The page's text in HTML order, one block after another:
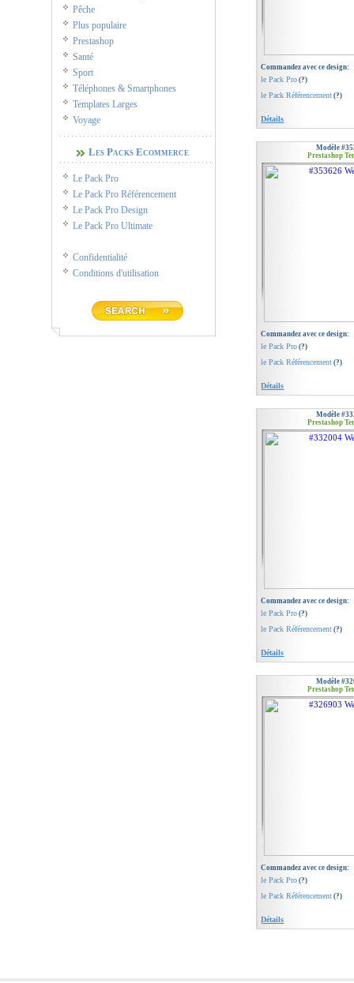
Pêche
Plus populaire
Prestashop
Santé
Sport
Téléphones & Smartphones
Templates Larges
Voyage
Les Packs Ecommerce
Le Pack Pro
Le Pack Pro Référencement
Le Pack Pro Design
Le Pack Pro Ultimate
Confidentialité
Conditions d'utilisation
Commandez avec ce design:
le Pack Pro (?)
le Pack Référencement (?)
Détails
Modèle
Prestashop
Commandez avec ce design:
le Pack Pro (?)
le Pack Référencement (?)
Détails
Modèle
Prestashop
Commandez avec ce design:
le Pack Pro (?)
le Pack Référencement (?)
Détails
Modèle
Prestashop
Commandez avec ce design:
le Pack Pro (?)
le Pack Référencement (?)
Détails